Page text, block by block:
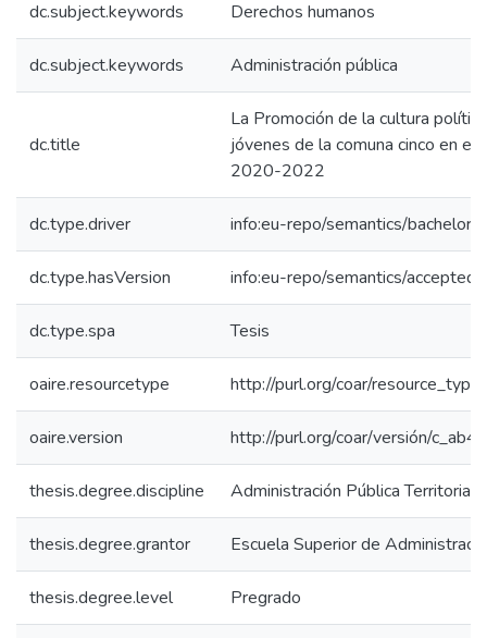
dc.subject.keywords Derechos humanos
dc.subject.keywords Administración pública
dc.title
La Promoción de la cultura
jóvenes de la comuna cinco en
2020-2022
dc.type.driver info:eu-repo/semantics/
dc.type.hasVersion info:eu-repo/semantics/
dc.type.spa Tesis
oaire.resourcetype http://purl.org/coar/
oaire.version http://purl.org/coar/versión/
thesis.degree.discipline Administración Pública Territorial
thesis.degree.grantor Escuela Superior de
thesis.degree.level Pregrado